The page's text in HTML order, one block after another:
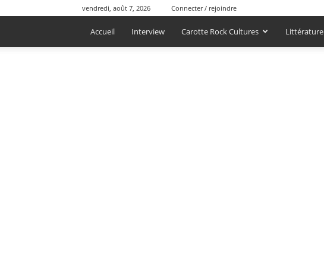
vendredi, août 7, 2026 Connecter / rejoindre
Accueil Interview Carotte Rock Cultures Littérature